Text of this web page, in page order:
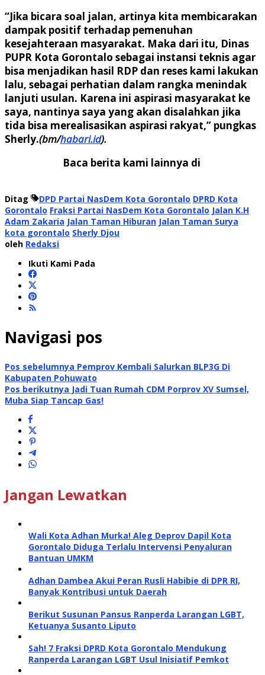
“Jika bicara soal jalan, artinya kita membicarakan
dampak positif terhadap pemenuhan
kesejahteraan masyarakat. Maka dari itu, Dinas
PUPR Kota Gorontalo sebagai instansi teknis agar
bisa menjadikan hasil RDP dan reses kami lakukan
lalu, sebagai perhatian dalam rangka menindak
lanjuti usulan. Karena ini aspirasi masyarakat ke
saya, nantinya saya yang akan disalahkan jika
tida bisa merealisasikan aspirasi rakyat,” pungkas
Sherly.(bm/habari.id).
Baca berita kami lainnya di
Ditag DPD Partai NasDem Kota Gorontalo DPRD Kota
Gorontalo Fraksi Partai NasDem Kota Gorontalo Jalan K.H
Adam Zakaria Jalan Taman Hiburan Jalan Taman Surya
kota gorontalo Sherly Djou
oleh Redaksi
Ikuti Kami Pada
Navigasi pos
Pos sebelumnya Pemprov Kembali Salurkan BLP3G Di
Kabupaten Pohuwato
Pos berikutnya Jadi Tuan Rumah CDM Porprov XV Sumsel,
Muba Siap Tancap Gas!
Jangan Lewatkan
Wali Kota Adhan Murka! Aleg Deprov Dapil Kota
Gorontalo Diduga Terlalu Intervensi Penyaluran
Bantuan UMKM
Adhan Dambea Akui Peran Rusli Habibie di DPR RI,
Banyak Kontribusi untuk Daerah
Berikut Susunan Pansus Ranperda Larangan LGBT,
Ketuanya Susanto Liputo
Sah! 7 Fraksi DPRD Kota Gorontalo Mendukung
Ranperda Larangan LGBT Usul Inisiatif Pemkot